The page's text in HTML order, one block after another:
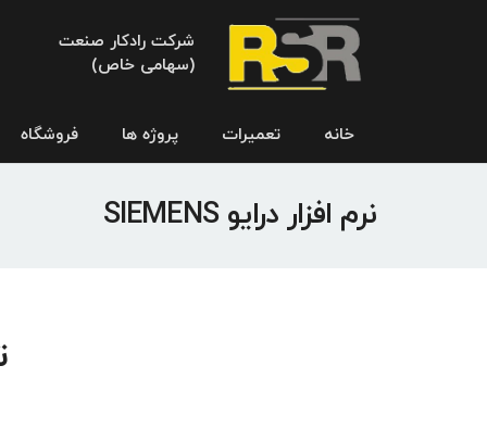
شرکت رادکار صنعت
(سهامی خاص)
خانه تعمیرات پروژه ها فروشگاه
نرم افزار درایو SIEMENS